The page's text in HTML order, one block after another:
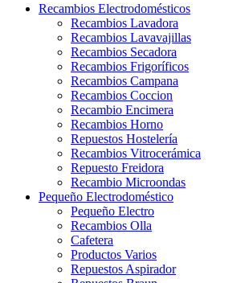
Recambios Electrodomésticos
Recambios Lavadora
Recambios Lavavajillas
Recambios Secadora
Recambios Frigoríficos
Recambios Campana
Recambios Coccion
Recambio Encimera
Recambios Horno
Repuestos Hostelería
Recambios Vitrocerámica
Repuesto Freidora
Recambio Microondas
Pequeño Electrodoméstico
Pequeño Electro
Recambios Olla
Cafetera
Productos Varios
Repuestos Aspirador